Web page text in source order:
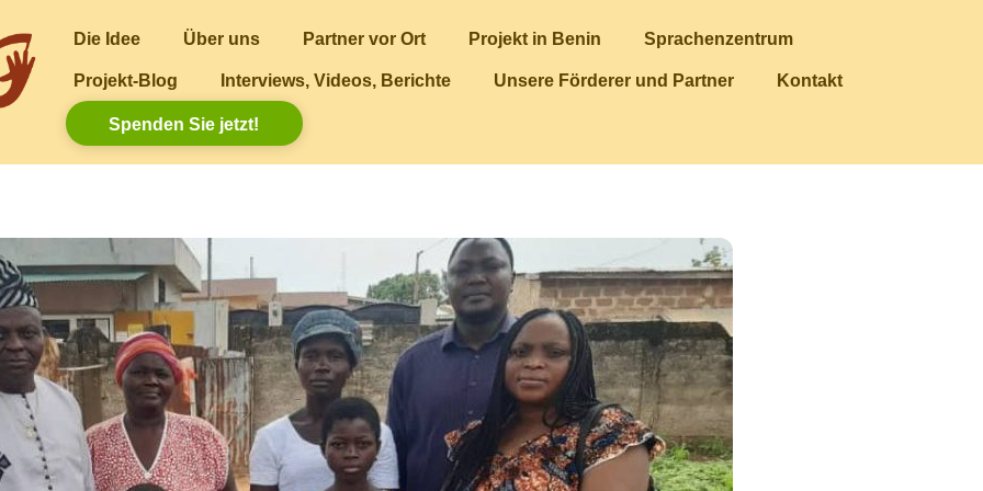
Die Idee Über uns Partner vor Ort Projekt in Benin Sprachenzentrum
Projekt-Blog Interviews, Videos, Berichte Unsere Förderer und Partner Kontakt
Spenden Sie jetzt!